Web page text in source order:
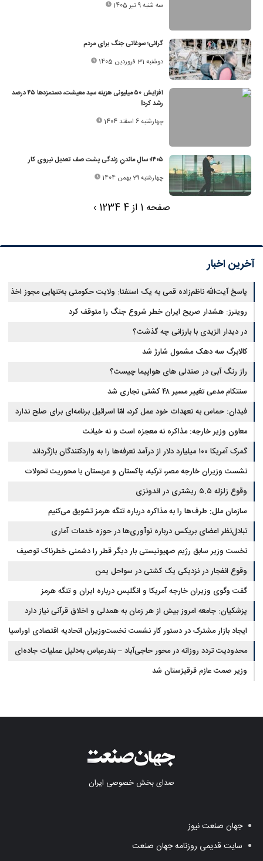
سه شنبه 9 تیر 1405
گرانی؛ سوغاتی جنگ برای مردم
دوشنبه 31 فروردین 1405
افزایش ۵۰ میلیونی هزینه سبد معیشت، دستمزدها ۴۵ درصد
رشد کرد!
چهارشنبه 6 اسفند 1404
۱۴۰۵؛ سالِ ماندنِ زندگی پشت صف تعدیل‌ نیروی کار
چهارشنبه 29 بهمن 1404
صفحه 1 از 4 1234
›
آخرین اخبار
پاسخ آیت‌الله ناظم‌زاده قمی به یک استفتا: ولایت حکومتی به‌تنهایی مجوز اخذ
وجوهات شرعیه نیست
رویترز: هشدار صریح ایران خطر شروع جنگ را متوقف کرد
در دیدار الزیدی با بارزانی چه گذشت؟
کالابرگ سه دهک مشمول شارژ شد
راز رنگ آبی در صندلی های هواپیما چیست؟
سنتکام مدعی تغییر مسیر ۴۸ کشتی تجاری شد
فیدان: حماس به تعهدات خود عمل کرد، امّا اسرائیل برنامه‌ای برای صلح ندارد
معاون وزیر خارجه: مذاکره نه معجزه است و نه خیانت
گمرک آمریکا ۱۰۰ میلیارد دلار از درآمد تعرفه‌ها را به واردکنندگان بازگرداند
نشست وزیران خارجه مصر، ترکیه، پاکستان و عربستان با محوریت تحولات
منطقه
وقوع زلزله ۵.۵ ریشتری در اندونزی
سازمان ملل: طرف‌ها را به مذاکره درباره تنگه هرمز تشویق می‌کنیم
تبادل‌نظر اعضای بریکس درباره نوآوری‌ها در حوزه خدمات آماری
نخست وزیر سابق رژیم صهیونیستی بار دیگر قطر را دشمنی خطرناک توصیف
کردوقوع انفجار در نزدیکی یک کشتی در سواحل یمن
گفت وگوی وزیران خارجه آمریکا و انگلیس درباره ایران و تنگه هرمز
پزشکیان: جامعه امروز بیش از هر زمان به همدلی و اخلاق قرآنی نیاز دارد
ایجاد بازار مشترک در دستور کار نشست نخست‌وزیران اتحادیه اقتصادی اوراسیا
محدودیت تردد روزانه در محور حاجی‌آباد – بندرعباس به‌دلیل عملیات جاده‌ای
وزیر صمت عازم قرقیزستان شد
صدای بخش خصوصی ایران
جهان صنعت نیوز
سایت قدیمی روزنامه جهان صنعت